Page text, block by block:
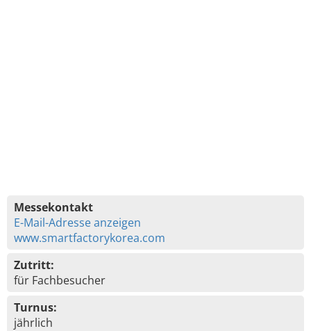
Messekontakt
E-Mail-Adresse anzeigen
www.smartfactorykorea.com
Zutritt:
für Fachbesucher
Turnus:
jährlich